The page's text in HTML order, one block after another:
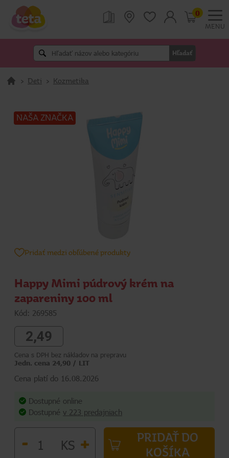
MENU
Hľadať
0
> Deti > Kozmetika
NAŠA ZNAČKA
Pridať medzi obľúbené produkty
Happy Mimi púdrový krém na
zapareniny 100 ml
Kód: 269585
2,49
Cena s DPH bez nákladov na prepravu
Jedn. cena 24,90 / LIT
Cena platí do 16.08.2026
Dostupné online
Dostupné v 223 predajniach
- KS +
PRIDAŤ DO
KOŠÍKA